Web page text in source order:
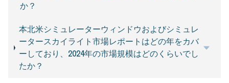
か？
本北米シミュレーターウィンドウおよびシミュレ
ータースカイライト市場レポートはどの年をカバ
ーしており、2024年の市場規模はどのくらいでし
たか？